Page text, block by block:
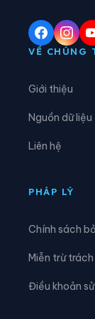
Xã Hương
Xã Hương
Xã Lộc Hà
VỀ CHÚNG
Giới thiệu
Nguồn dữ liệu
Liên hệ
PHÁP LÝ
Chính sách
Miễn trừ
Điều khoản